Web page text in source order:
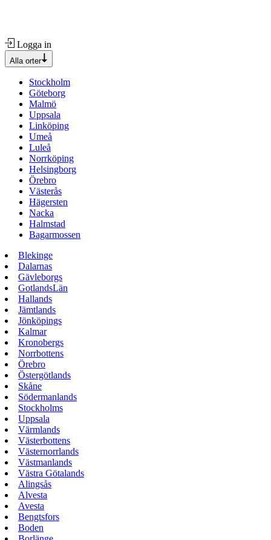
Logga in
Alla orter
Stockholm
Göteborg
Malmö
Uppsala
Linköping
Umeå
Luleå
Norrköping
Helsingborg
Örebro
Västerås
Hägersten
Nacka
Halmstad
Bagarmossen
Blekinge
Dalarnas
Gävleborgs
GotlandsLän
Hallands
Jämtlands
Jönköpings
Kalmar
Kronobergs
Norrbottens
Örebro
Östergötlands
Skåne
Södermanlands
Stockholms
Uppsala
Värmlands
Västerbottens
Västernorrlands
Västmanlands
Västra Götalands
Alingsås
Alvesta
Avesta
Bengtsfors
Boden